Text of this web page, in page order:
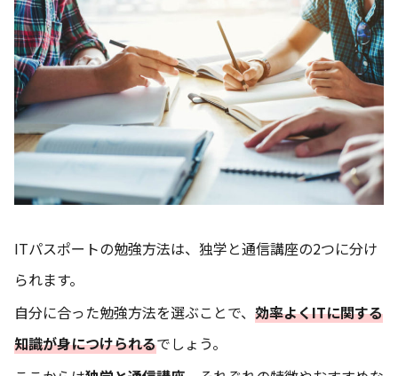
ITパスポートの勉強方法は、独学と通信講座の2つに分け
られます。
自分に合った勉強方法を選ぶことで、 効率よくITに関する
知識が身につけられるでしょう。